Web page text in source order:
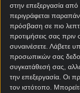
στην επεξεργασία
περιγράφεται
πρόσβαση σε πιο
προτιμήσεις σας πριν
συναινέσετε. Λάβετε
προσωπικών σας
συγκατάθεσή σας,
την επεξεργασία. Οι
τον ιστότοπο.
Φεύγοντας από
που είχε μόλις
ανατριχιαστικό
«Κερδίστε,
Η αστυνομία
κάμερες για να
κανείς στο